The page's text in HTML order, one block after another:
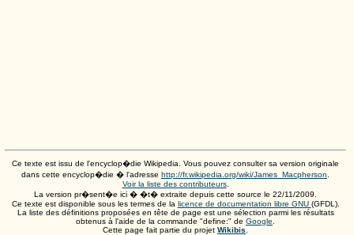
Ce texte est issu de l'encyclop�die Wikipedia. Vous pouvez consulter sa version originale
dans cette encyclop�die � l'adresse http://fr.wikipedia.org/wiki/James_Macpherson
Voir la liste des contributeurs.
La version pr�sent�e ici � �t� extraite depuis cette source le 22/11/2009
Ce texte est disponible sous les termes de la licence de documentation libre GNU (GFDL).
La liste des définitions proposées en tête de page est une sélection parmi les résultats
obtenus à l'aide de la commande "define:" de Google
Cette page fait partie du projet Wikibis